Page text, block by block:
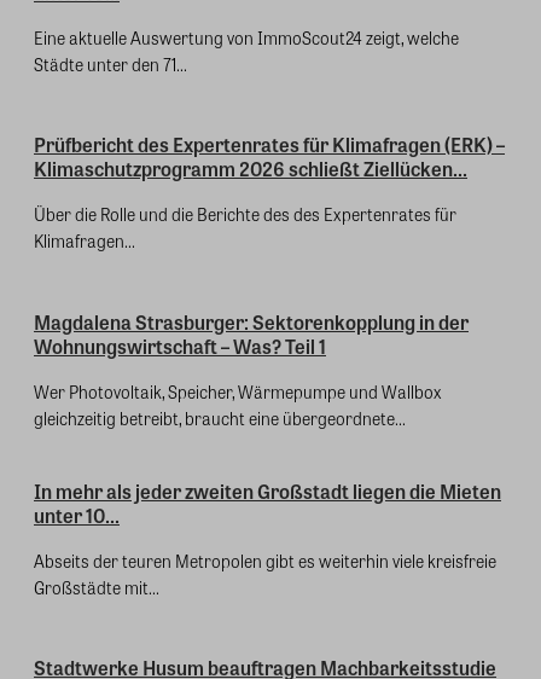
Eine aktuelle Auswertung von ImmoScout24 zeigt, welche
Städte unter den 71...
Prüfbericht des Expertenrates für Klimafragen (ERK) –
Klimaschutzprogramm 2026 schließt Ziellücken...
Über die Rolle und die Berichte des des Expertenrates für
Klimafragen...
Magdalena Strasburger: Sektorenkopplung in der
Wohnungswirtschaft – Was? Teil 1
Wer Photovoltaik, Speicher, Wärmepumpe und Wallbox
gleichzeitig betreibt, braucht eine übergeordnete...
In mehr als jeder zweiten Großstadt liegen die Mieten
unter 10...
Abseits der teuren Metropolen gibt es weiterhin viele kreisfreie
Großstädte mit...
Stadtwerke Husum beauftragen Machbarkeitsstudie